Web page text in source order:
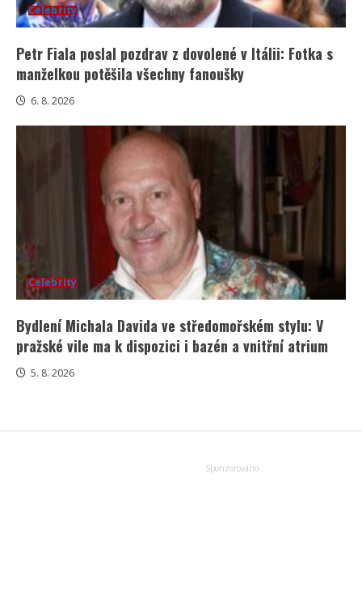
Celebrity
Petr Fiala poslal pozdrav z dovolené v Itálii: Fotka s
manželkou potěšila všechny fanoušky
6. 8. 2026
Celebrity
Bydlení Michala Davida ve středomořském stylu: V
pražské vile ma k dispozici i bazén a vnitřní atrium
5. 8. 2026